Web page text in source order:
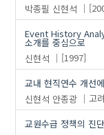
박종필 신현석
Event History
소개를 중심으로
신현석
[1997]
교내 현직연수 개선
신현석 안종광 고
교원수급 정책의 진